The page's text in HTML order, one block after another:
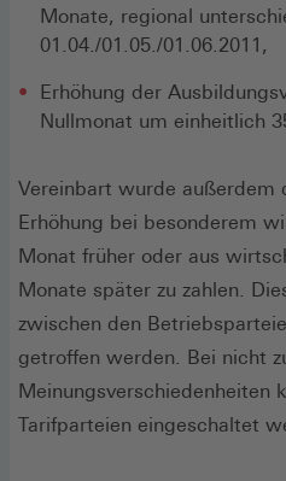
Monate, regional
01.04./01.05./01.06.2011,
Erhöhung der
Nullmonat um einheitlich
Vereinbart wurde außerdem
Erhöhung bei besonderem
Monat früher oder aus
Monate später zu zahlen.
zwischen den
getroffen werden. Bei nicht
Meinungsverschiedenheiten
Tarifparteien eingeschaltet